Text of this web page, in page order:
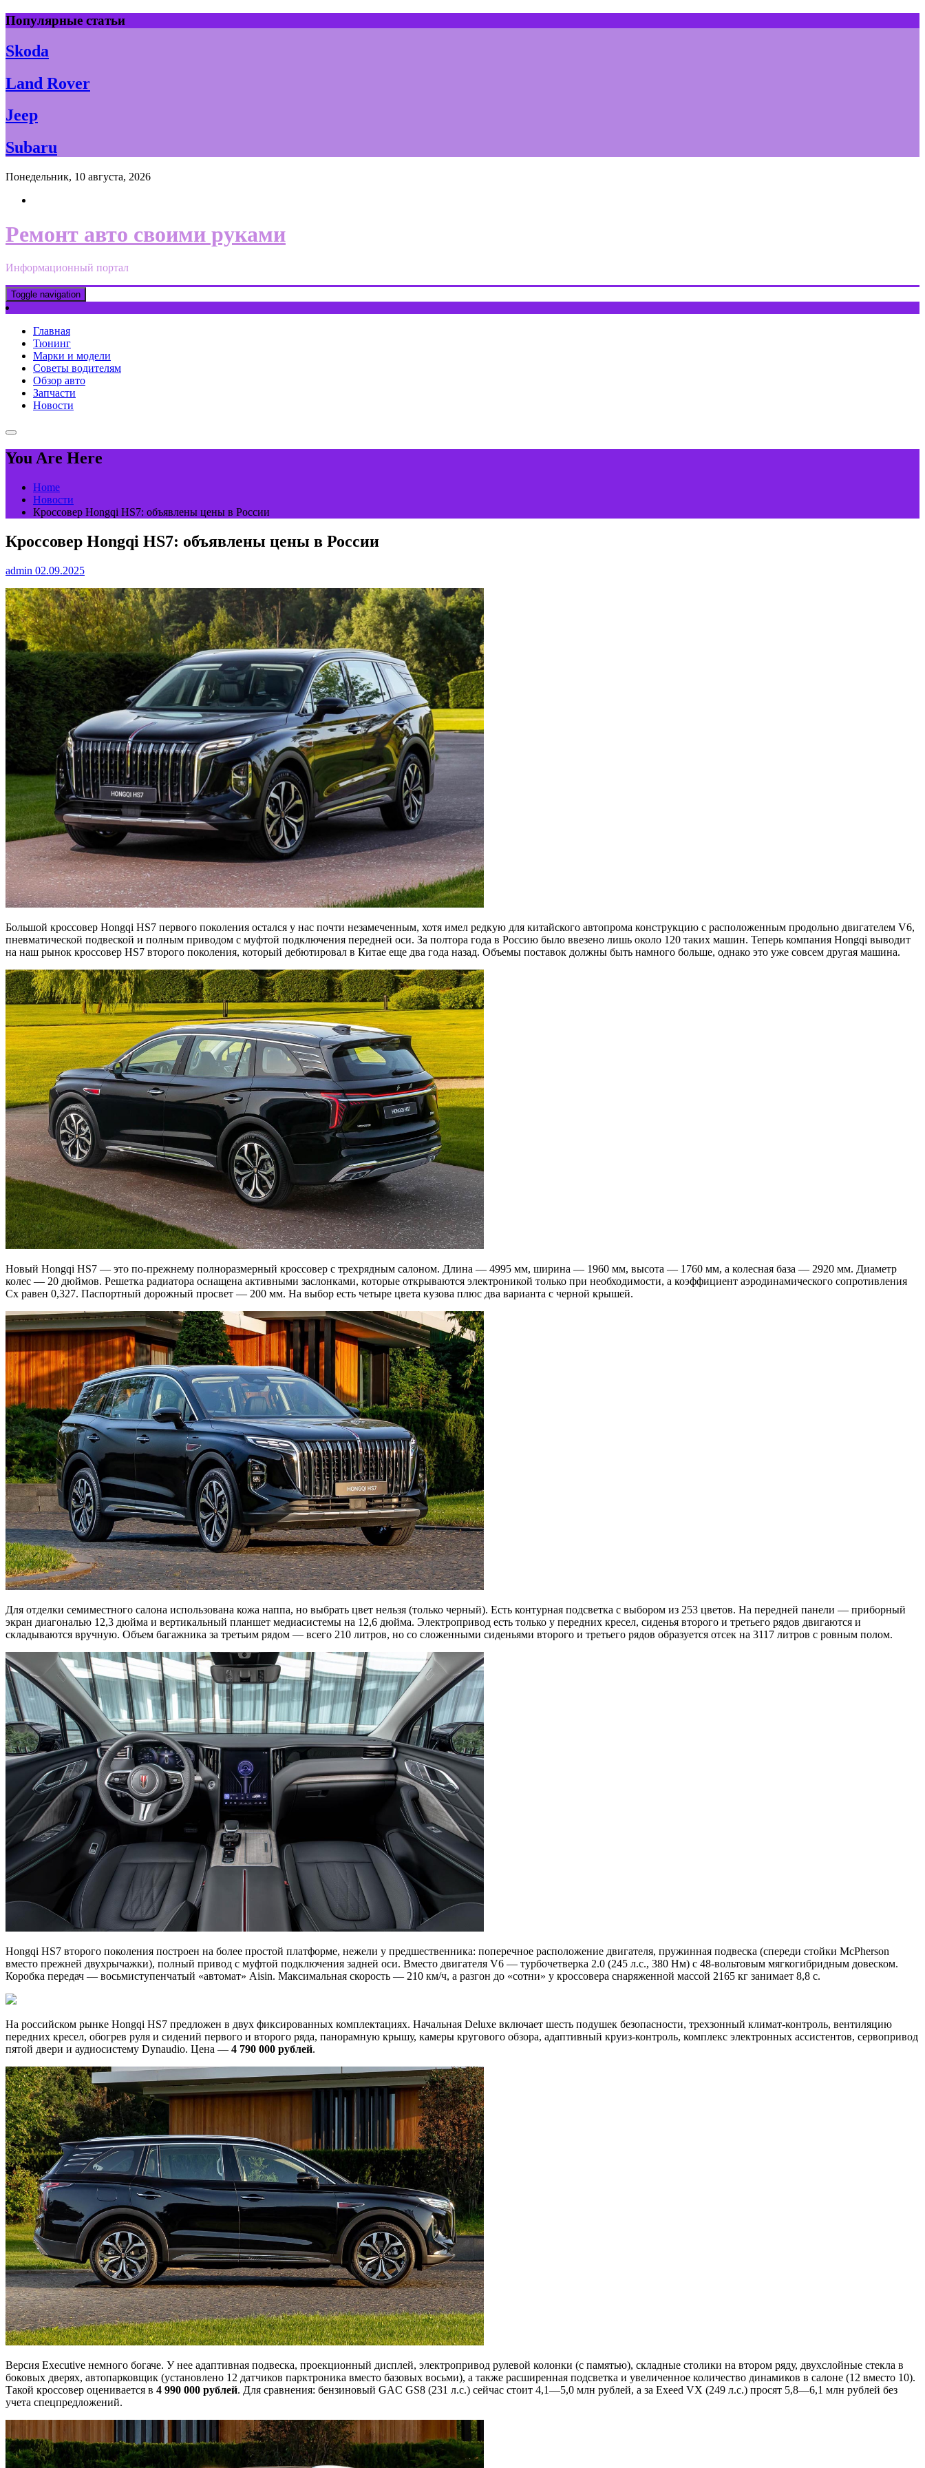
Skip
to
content
Популярные статьи
Skoda
Land Rover
Jeep
Subaru
Понедельник, 10 августа, 2026
Ремонт авто своими руками
Информационный портал
Toggle navigation
Главная
Тюнинг
Марки и модели
Советы водителям
Обзор авто
Запчасти
Новости
You Are Here
Home
Новости
Кроссовер Hongqi HS7: объявлены цены в России
Кроссовер Hongqi HS7: объявлены цены в России
admin 02.09.2025
Большой кроссовер Hongqi HS7 первого поколения остался у нас почти незамеченным, хотя имел редкую для китайского автопрома конструкцию с расположенным продольно двигателем V6,
пневматической подвеской и полным приводом с муфтой подключения передней оси. За полтора года в Россию было ввезено лишь около 120 таких машин. Теперь компания Hongqi выводит
на наш рынок кроссовер HS7 второго поколения, который дебютировал в Китае еще два года назад. Объемы поставок должны быть намного больше, однако это уже совсем другая машина.
Новый Hongqi HS7 — это по-прежнему полноразмерный кроссовер с трехрядным салоном. Длина — 4995 мм, ширина — 1960 мм, высота — 1760 мм, а колесная база — 2920 мм. Диаметр
колес — 20 дюймов. Решетка радиатора оснащена активными заслонками, которые открываются электроникой только при необходимости, а коэффициент аэродинамического сопротивления
Cx равен 0,327. Паспортный дорожный просвет — 200 мм. На выбор есть четыре цвета кузова плюс два варианта с черной крышей.
Для отделки семиместного салона использована кожа наппа, но выбрать цвет нельзя (только черный). Есть контурная подсветка с выбором из 253 цветов. На передней панели — приборный
экран диагональю 12,3 дюйма и вертикальный планшет медиасистемы на 12,6 дюйма. Электропривод есть только у передних кресел, сиденья второго и третьего рядов двигаются и
складываются вручную. Объем багажника за третьим рядом — всего 210 литров, но со сложенными сиденьями второго и третьего рядов образуется отсек на 3117 литров с ровным полом.
Hongqi HS7 второго поколения построен на более простой платформе, нежели у предшественника: поперечное расположение двигателя, пружинная подвеска (спереди стойки McPherson
вместо прежней двухрычажки), полный привод с муфтой подключения задней оси. Вместо двигателя V6 — турбочетверка 2.0 (245 л.с., 380 Нм) с 48-вольтовым мягкогибридным довеском.
Коробка передач — восьмиступенчатый «автомат» Aisin. Максимальная скорость — 210 км/ч, а разгон до «сотни» у кроссовера снаряженной массой 2165 кг занимает 8,8 с.
На российском рынке Hongqi HS7 предложен в двух фиксированных комплектациях. Начальная Deluxe включает шесть подушек безопасности, трехзонный климат-контроль, вентиляцию
передних кресел, обогрев руля и сидений первого и второго ряда, панорамную крышу, камеры кругового обзора, адаптивный круиз-контроль, комплекс электронных ассистентов, сервопривод
пятой двери и аудиосистему Dynaudio. Цена — 4 790 000 рублей.
Версия Executive немного богаче. У нее адаптивная подвеска, проекционный дисплей, электропривод рулевой колонки (с памятью), складные столики на втором ряду, двухслойные стекла в
боковых дверях, автопарковщик (установлено 12 датчиков парктроника вместо базовых восьми), а также расширенная подсветка и увеличенное количество динамиков в салоне (12 вместо 10).
Такой кроссовер оценивается в 4 990 000 рублей. Для сравнения: бензиновый GAC GS8 (231 л.с.) сейчас стоит 4,1—5,0 млн рублей, а за Exeed VX (249 л.с.) просят 5,8—6,1 млн рублей без
учета спецпредложений.